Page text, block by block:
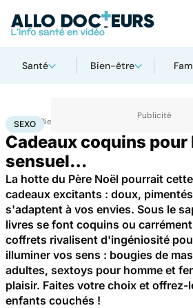
Santé Bien-être
Accueil Bien-être
SEXO
Cadeaux coquins pour
sensuel…
La hotte du Père Noël pourrait
cadeaux excitants : doux,
s'adaptent à vos envies. Sous le
livres se font coquins ou
coffrets rivalisent d'ingéniosité
illuminer vos sens : bougies de
adultes, sextoys pour homme et
plaisir. Faites votre choix et offrez-
enfants couchés !